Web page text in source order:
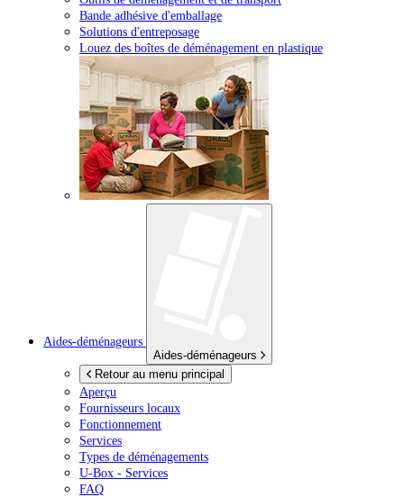
Bande adhésive d'emballage
Solutions d'entreposage
Louez des boîtes de déménagement en plastique
Aides-déménageurs
Aides-déménageurs
Retour au menu principal
Aperçu
Fournisseurs locaux
Fonctionnement
Services
Types de déménagements
U-Box - Services
FAQ